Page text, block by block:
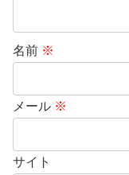
名前 ※
メール ※
サイト